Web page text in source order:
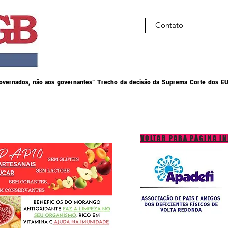
não aos governantes” Trecho da decisão da Suprema Corte dos
Contato
VOLTAR PARA PÁGINA